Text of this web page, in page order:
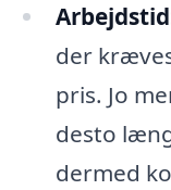
der
pris. Jo
desto
dermed